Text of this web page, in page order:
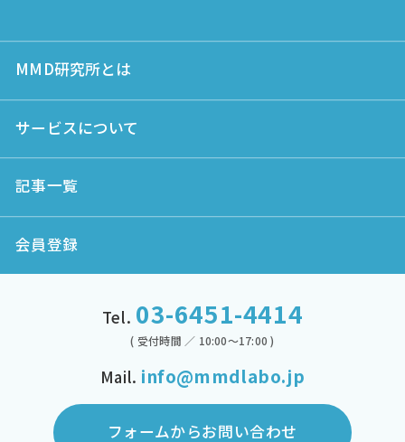
MMD研究所とは
サービスについて
記事一覧
会員登録
Tel. 03-6451-4414
( 受付時間 ／ 10:00～17:00 )
Mail. info@mmdlabo.jp
フォームからお問い合わせ